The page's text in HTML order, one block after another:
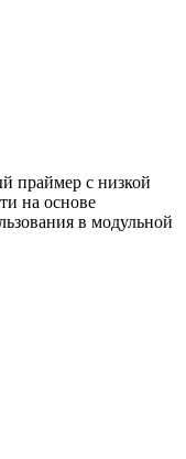
праймер с низкой
на основе
в модульной